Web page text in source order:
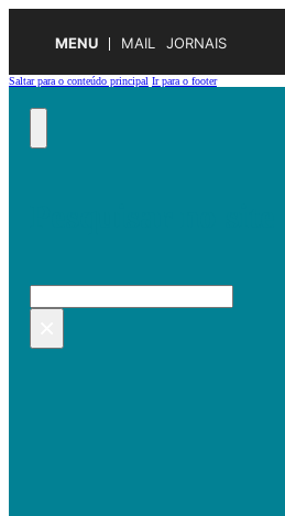
MENU MAIL JORNAIS
Saltar para o conteúdo principal Ir para o footer
Pesquisar